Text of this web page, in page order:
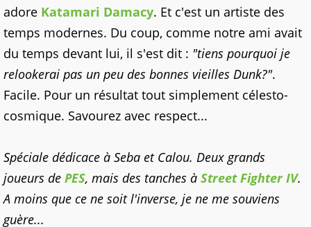
adore Katamari Damacy. Et c'est un artiste des
temps modernes. Du coup, comme notre ami avait
du temps devant lui, il s'est dit : "tiens pourquoi je
relookerai pas un peu des bonnes vieilles Dunk?".
Facile. Pour un résultat tout simplement célesto-
cosmique. Savourez avec respect...
Spéciale dédicace à Seba et Calou. Deux grands
joueurs de PES, mais des tanches à Street Fighter IV.
A moins que ce ne soit l'inverse, je ne me souviens
guère...